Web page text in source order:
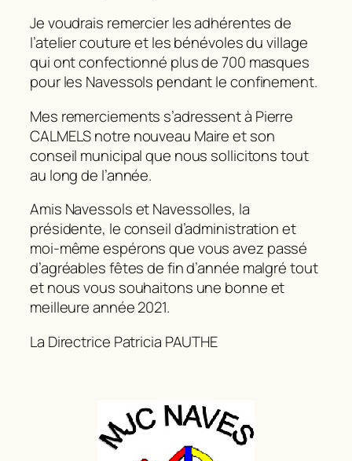
Je voudrais remercier les adhérentes de
l’atelier couture et les bénévoles du village
qui ont confectionné plus de 700 masques
pour les Navessols pendant le confinement.
Mes remerciements s’adressent à Pierre
CALMELS notre nouveau Maire et son
conseil municipal que nous sollicitons tout
au long de l’année.
Amis Navessols et Navessolles, la
présidente, le conseil d’administration et
moi-même espérons que vous avez passé
d’agréables fêtes de fin d’année malgré tout
et nous vous souhaitons une bonne et
meilleure année 2021.
La Directrice Patricia PAUTHE